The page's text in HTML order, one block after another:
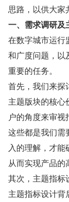
思路，以供大家
一、需求调研及
在数字城市运行
和广度问题，以
重要的任务。
首先，我们来探
主题版块的核心
户的角度来审视
这些都是我们需
入的理解，才能
从而实现产品的
其次，主题指标
主题指标设计背